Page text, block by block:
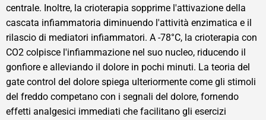
centrale. Inoltre, la crioterapia sopprime l'attivazione della
cascata infiammatoria diminuendo l'attività enzimatica e il
rilascio di mediatori infiammatori. A -78°C, la crioterapia con
CO2 colpisce l'infiammazione nel suo nucleo, riducendo il
gonfiore e alleviando il dolore in pochi minuti. La teoria del
gate control del dolore spiega ulteriormente come gli stimoli
del freddo competano con i segnali del dolore, fornendo
effetti analgesici immediati che facilitano gli esercizi